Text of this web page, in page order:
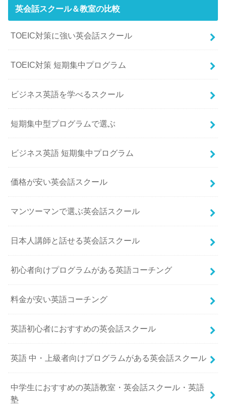
英会話スクール＆教室の比較
TOEIC対策に強い英会話スクール
TOEIC対策 短期集中プログラム
ビジネス英語を学べるスクール
短期集中型プログラムで選ぶ
ビジネス英語 短期集中プログラム
価格が安い英会話スクール
マンツーマンで選ぶ英会話スクール
日本人講師と話せる英会話スクール
初心者向けプログラムがある英語コーチング
料金が安い英語コーチング
英語初心者におすすめの英会話スクール
英語 中・上級者向けプログラムがある英会話スクール
中学生におすすめの英語教室・英会話スクール・英語
塾